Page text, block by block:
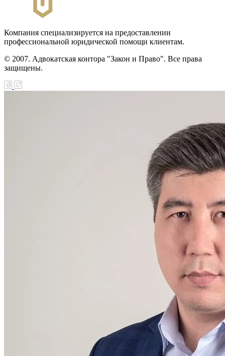
Компания специализируется на предоставлении
профессиональной юридической помощи клиентам.
© 2007. Адвокатская контора "Закон и Право". Все права
защищены.